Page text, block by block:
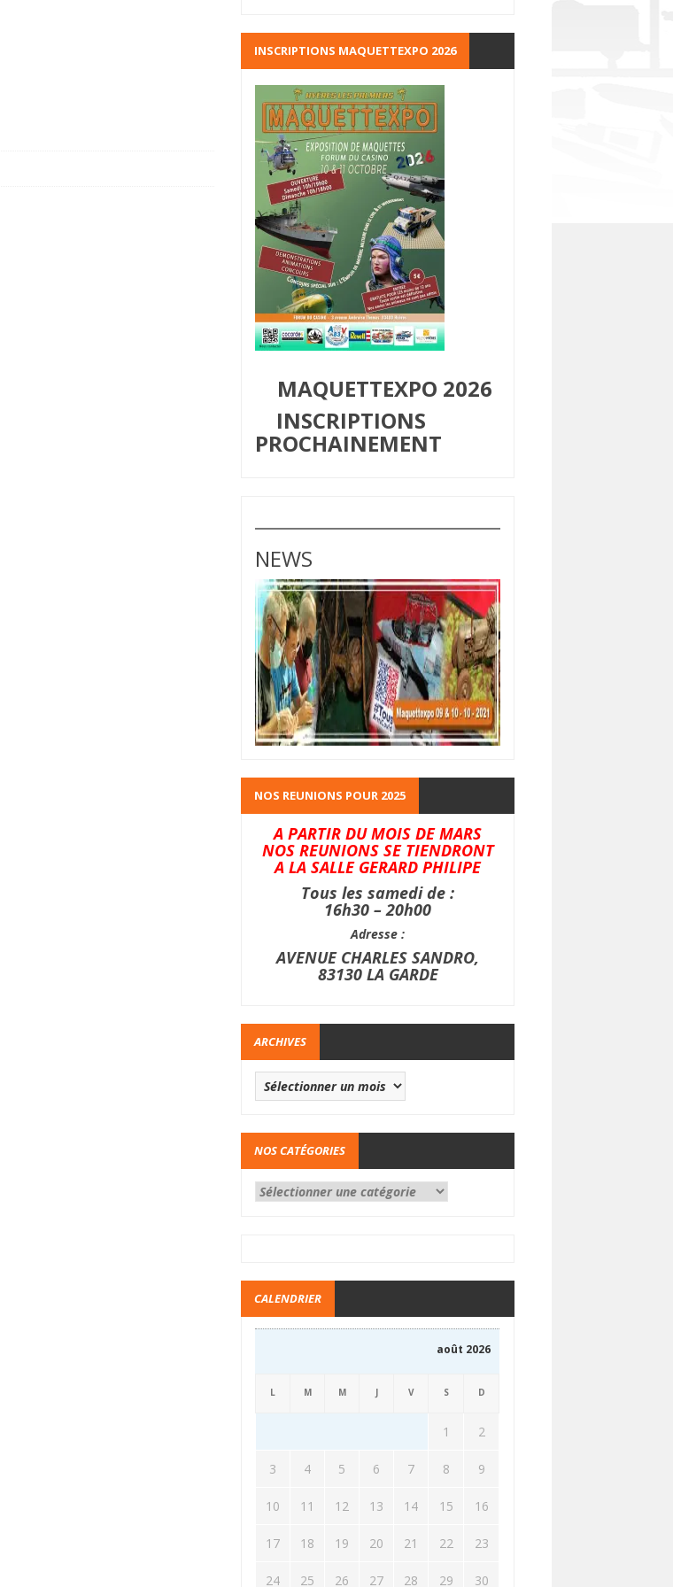
INSCRIPTIONS MAQUETTEXPO 2026
MAQUETTEXPO 2026
INSCRIPTIONS
PROCHAINEMENT
NEWS
NOS REUNIONS POUR 2025
A PARTIR DU MOIS DE MARS
NOS REUNIONS SE TIENDRONT
A LA SALLE GERARD PHILIPE
Tous les samedi de :
16h30 – 20h00
Adresse :
AVENUE CHARLES SANDRO,
83130 LA GARDE
ARCHIVES
NOS CATÉGORIES
CALENDRIER
août 2026
L M M J V S D
1 2
3 4 5 6 7 8 9
10 11 12 13 14 15 16
17 18 19 20 21 22 23
24 25 26 27 28 29 30